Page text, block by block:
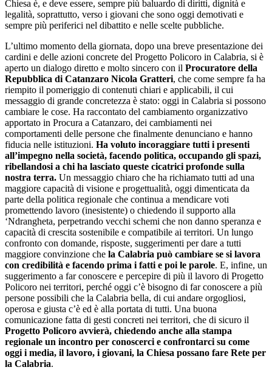
Chiesa è, e deve essere, sempre più baluardo di diritti, dignità e
legalità, soprattutto, verso i giovani che sono oggi demotivati e
sempre più periferici nel dibattito e nelle scelte pubbliche.
L’ultimo momento della giornata, dopo una breve presentazione dei
cardini e delle azioni concrete del Progetto Policoro in Calabria, si è
aperto un dialogo diretto e molto sincero con il Procuratore della
Repubblica di Catanzaro Nicola Gratteri, che come sempre fa ha
riempito il pomeriggio di contenuti chiari e applicabili, il cui
messaggio di grande concretezza è stato: oggi in Calabria si possono
cambiare le cose. Ha raccontato del cambiamento organizzativo
apportato in Procura a Catanzaro, dei cambiamenti nei
comportamenti delle persone che finalmente denunciano e hanno
fiducia nelle istituzioni. Ha voluto incoraggiare tutti i presenti
all’impegno nella società, facendo politica, occupando gli spazi,
ribellandosi a chi ha lasciato queste cicatrici profonde sulla
nostra terra. Un messaggio chiaro che ha richiamato tutti ad una
maggiore capacità di visione e progettualità, oggi dimenticata da
parte della politica regionale che continua a mendicare voti
promettendo lavoro (inesistente) o chiedendo il supporto alla
‘Ndrangheta, perpetrando vecchi schemi che non danno speranza e
capacità di crescita sostenibile e compatibile ai territori. Un lungo
confronto con domande, risposte, suggerimenti per dare a tutti
maggiore convinzione che la Calabria può cambiare se si lavora
con credibilità e facendo prima i fatti e poi le parole. E, infine, un
suggerimento a far conoscere e percepire di più il lavoro di Progetto
Policoro nei territori, perché oggi c’è bisogno di far conoscere a più
persone possibili che la Calabria bella, di cui andare orgogliosi,
operosa e giusta c’è ed è alla portata di tutti. Una buona
comunicazione fatta di gesti concreti nei territori, che di sicuro il
Progetto Policoro avvierà, chiedendo anche alla stampa
regionale un incontro per conoscerci e confrontarci su come
oggi i media, il lavoro, i giovani, la Chiesa possano fare Rete per
la Calabria.